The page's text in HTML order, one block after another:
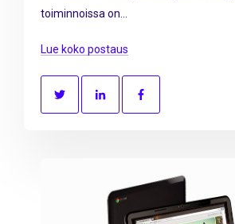
toiminnoissa on...
Lue koko postaus